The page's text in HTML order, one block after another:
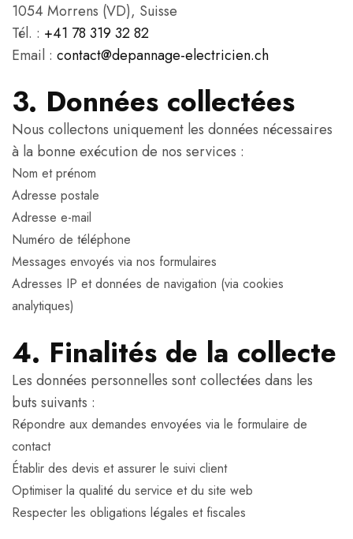
1054 Morrens (VD), Suisse
Tél. : +41 78 319 32 82
Email : contact@depannage-electricien.ch
3. Données collectées
Nous collectons uniquement les données nécessaires
à la bonne exécution de nos services :
Nom et prénom
Adresse postale
Adresse e-mail
Numéro de téléphone
Messages envoyés via nos formulaires
Adresses IP et données de navigation (via cookies
analytiques)
4. Finalités de la collecte
Les données personnelles sont collectées dans les
buts suivants :
Répondre aux demandes envoyées via le formulaire de
contact
Établir des devis et assurer le suivi client
Optimiser la qualité du service et du site web
Respecter les obligations légales et fiscales